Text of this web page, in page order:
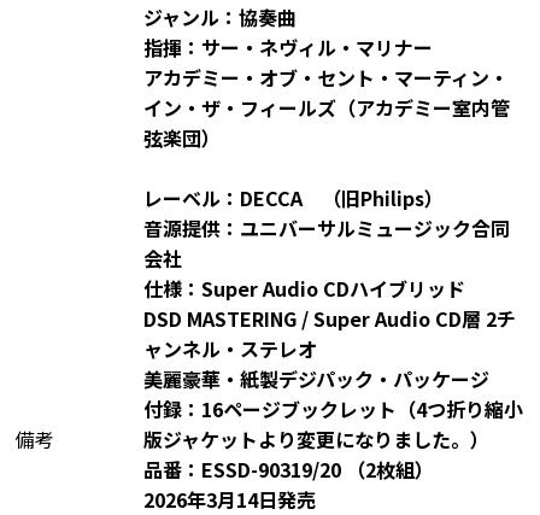
備考
ジャンル：協奏曲
指揮：サー・ネヴィル・マリナー
アカデミー・オブ・セント・マーティン・
イン・ザ・フィールズ（アカデミー室内管
弦楽団）
レーベル：DECCA （旧Philips）
音源提供：ユニバーサルミュージック合同
会社
仕様：Super Audio CDハイブリッド
DSD MASTERING / Super Audio CD層 2チ
ャンネル・ステレオ
美麗豪華・紙製デジパック・パッケージ
付録：16ページブックレット（4つ折り縮小
版ジャケットより変更になりました。）
品番：ESSD-90319/20 （2枚組）
2026年3月14日発売